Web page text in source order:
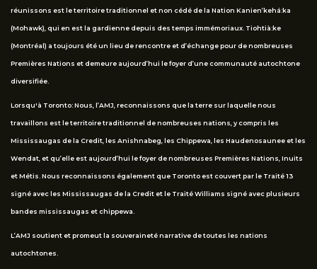
réunissons est le territoire traditionnel et non cédé de la Nation Kanien’kehá:ka
(Mohawk), qui en est la gardienne depuis des temps immémoriaux. Tiohtià:ke
(Montréal) a toujours été un lieu de rencontre et d’échange pour de nombreuses
Premières Nations et demeure aujourd’hui le foyer d’une communauté autochtone
diversifiée.
Lorsqu'à Toronto: Nous, l’AMJ, reconnaissons que la terre sur laquelle nous
travaillons est le territoire traditionnel de nombreuses nations, y compris les
Mississaugas de la Credit, les Anishnabeg, les Chippewa, les Haudenosaunee et les
Wendat, et qu’elle est aujourd’hui le foyer de nombreuses Premières Nations, Inuits
et Métis. Nous reconnaissons également que Toronto est couvert par le Traité 13
signé avec les Mississaugas de la Credit et le Traité Williams signé avec plusieurs
bandes mississaugas et chippewa.
L’AMJ soutient et promeut la souveraineté narrative de toutes les nations
autochtones.